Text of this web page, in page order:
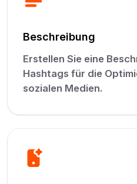
Beschreibung
Erstellen Sie eine
Hashtags für die
sozialen Medien.